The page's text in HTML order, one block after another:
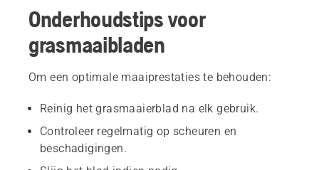
Onderhoudstips voor
grasmaaibladen
Om een optimale maaiprestaties te behouden:
Reinig het grasmaaierblad na elk gebruik.
Controleer regelmatig op scheuren en
beschadigingen.